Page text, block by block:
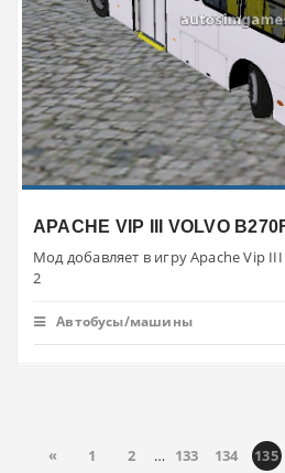
APACHE VIP III VOLVO
Мод добавляет в игру Apache Vip
2
Автобусы/машины
« 1 2 … 133 134 135